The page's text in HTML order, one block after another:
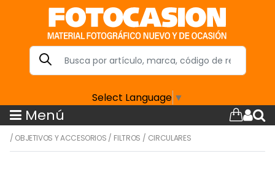
Select Language ▼
Menú
/ OBJETIVOS Y ACCESORIOS / FILTROS / CIRCULARES